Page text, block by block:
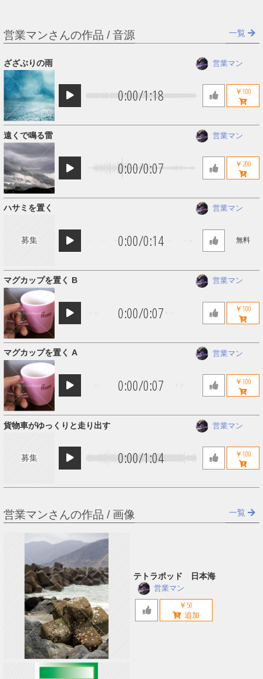
営業マンさんの作品 / 音源 一覧
0:00/1:18
ざざぶりの雨 営業マン
￥100
0:00/0:07
遠くで鳴る雷 営業マン
￥200
募集 0:00/0:14
ハサミを置く 営業マン
無料
0:00/0:07
マグカップを置く B 営業マン
￥100
0:00/0:07
マグカップを置く A 営業マン
￥100
募集 0:00/1:04
貨物車がゆっくりと走り出す 営業マン
￥100
営業マンさんの作品 / 画像 一覧
テトラポッド 日本海
営業マン
￥50